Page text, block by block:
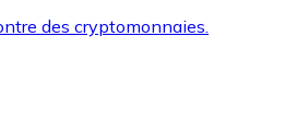
des cryptomonnaies.